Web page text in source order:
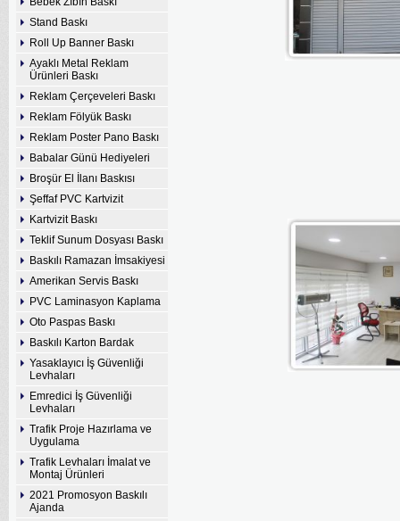
Stand Baskı
Roll Up Banner Baskı
Ayaklı Metal Reklam
Ürünleri Baskı
Reklam Çerçeveleri Baskı
Reklam Fölyük Baskı
Reklam Poster Pano Baskı
Babalar Günü Hediyeleri
Broşür El İlanı Baskısı
Şeffaf PVC Kartvizit
Kartvizit Baskı
Teklif Sunum Dosyası Baskı
Baskılı Ramazan İmsakiyesi
Amerikan Servis Baskı
PVC Laminasyon Kaplama
Oto Paspas Baskı
Baskılı Karton Bardak
Yasaklayıcı İş Güvenliği
Levhaları
Emredici İş Güvenliği
Levhaları
Trafik Proje Hazırlama ve
Uygulama
Trafik Levhaları İmalat ve
Montaj Ürünleri
2021 Promosyon Baskılı
Ajanda